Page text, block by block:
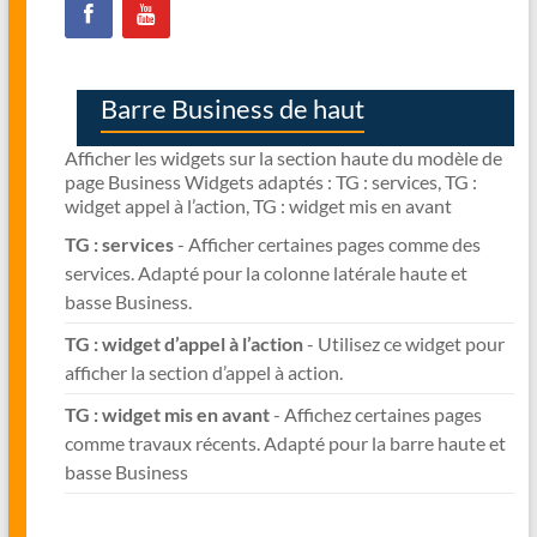
Barre Business de haut
Afficher les widgets sur la section haute du modèle de
page Business Widgets adaptés : TG : services, TG :
widget appel à l’action, TG : widget mis en avant
TG : services- Afficher certaines pages comme des
services. Adapté pour la colonne latérale haute et
basse Business.
TG : widget d’appel à l’action- Utilisez ce widget pour
afficher la section d’appel à action.
TG : widget mis en avant- Affichez certaines pages
comme travaux récents. Adapté pour la barre haute et
basse Business